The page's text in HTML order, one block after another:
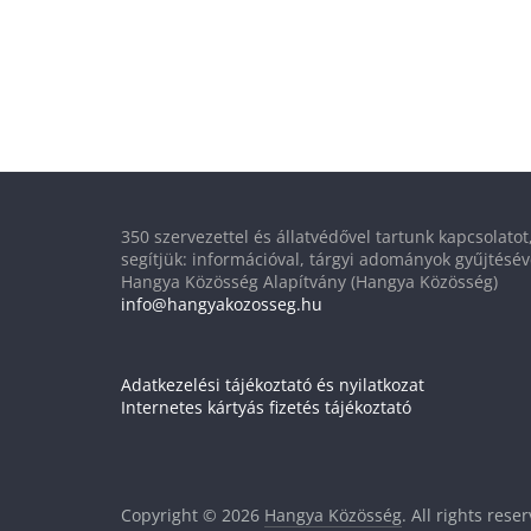
350 szervezettel és állatvédővel tartunk
segítjük: információval, tárgyi adományok
Hangya Közösség Alapítvány (Hangya Közösség)
info@hangyakozosseg.hu
Adatkezelési tájékoztató és nyilatkozat
Internetes kártyás fizetés tájékoztató
Copyright © 2026 Hangya Közösség. All rights